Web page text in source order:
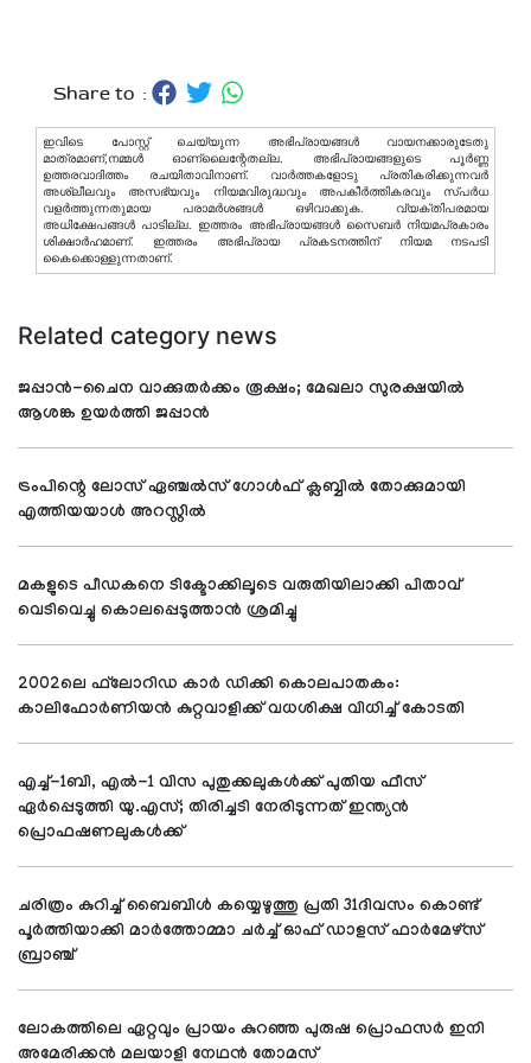
Share to :
ഇവിടെ പോസ്റ്റ് ചെയ്യുന്ന അഭിപ്രായങ്ങള്‍ വായനക്കാരുടേതു
മാത്രമാണ്,നമ്മൾ ഓണ്ലൈന്റേതല്ല. അഭിപ്രായങ്ങളുടെ പൂർണ്ണ
ഉത്തരവാദിത്തം രചയിതാവിനാണ്. വാര്‍ത്തകളോടു പ്രതികരിക്കുന്നവര്‍
അശ്ലീലവും അസഭ്യവും നിയമവിരുദ്ധവും അപകീര്‍ത്തികരവും സ്പര്‍ധ
വളര്‍ത്തുന്നതുമായ പരാമര്‍ശങ്ങള്‍ ഒഴിവാക്കുക. വ്യക്തിപരമായ
അധിക്ഷേപങ്ങള്‍ പാടില്ല. ഇത്തരം അഭിപ്രായങ്ങള്‍ സൈബര്‍ നിയമപ്രകാരം
ശിക്ഷാര്‍ഹമാണ്. ഇത്തരം അഭിപ്രായ പ്രകടനത്തിന് നിയമ നടപടി
കൈക്കൊള്ളുന്നതാണ്.
Related category news
ജപ്പാന്‍-ചൈന വാക്കുതര്‍ക്കം രൂക്ഷം; മേഖലാ സുരക്ഷയില്‍
ആശങ്ക ഉയര്‍ത്തി ജപ്പാന്‍
ട്രംപിന്റെ ലോസ് ഏഞ്ചല്‍സ് ഗോള്‍ഫ് ക്ലബ്ബില്‍ തോക്കുമായി
എത്തിയയാള്‍ അറസ്റ്റില്‍
മകളുടെ പീഡകനെ ടിക്ടോക്കിലൂടെ വരുതിയിലാക്കി പിതാവ്
വെടിവെച്ചു കൊലപ്പെടുത്താന്‍ ശ്രമിച്ചു
2002ലെ ഫ്‌ലോറിഡ കാര്‍ ഡിക്കി കൊലപാതകം:
കാലിഫോര്‍ണിയന്‍ കുറ്റവാളിക്ക് വധശിക്ഷ വിധിച്ച് കോടതി
എച്ച്-1ബി, എല്‍-1 വിസ പുതുക്കലുകള്‍ക്ക് പുതിയ ഫീസ്
ഏര്‍പ്പെടുത്തി യു.എസ്; തിരിച്ചടി നേരിടുന്നത് ഇന്ത്യന്‍
പ്രൊഫഷണലുകള്‍ക്ക്
ചരിത്രം കുറിച്ച് ബൈബിള്‍ കയ്യെഴുത്തു പ്രതി 31ദിവസം കൊണ്ട്
പൂര്‍ത്തിയാക്കി മാര്‍ത്തോമ്മാ ചര്‍ച്ച് ഓഫ് ഡാളസ് ഫാര്‍മേഴ്സ്
ബ്രാഞ്ച്
ലോകത്തിലെ ഏറ്റവും പ്രായം കുറഞ്ഞ പുരുഷ പ്രൊഫസര്‍ ഇനി
അമേരിക്കന്‍ മലയാളി നേഥന്‍ തോമസ്